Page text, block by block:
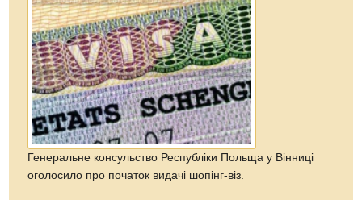
Генеральне консульство Республіки Польща у Вінниці
оголосило про початок видачі шопінг-віз.